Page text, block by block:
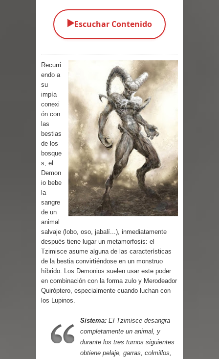
Parte 01: Escondido a Plena Luz
Parte 06: Coletazos
Parte 05: Los Horrores del Infierno
Parte 04: Oídos Sordos
Parte 03: La Traición
Parte 02: Vuelve el Hijo Prodigo
Parte 03: Reflexiones
Parte 02: Un Bicho Raro
▶️Escuchar Contenido
Recurri
endo a
su
impía
conexi
ón con
las
bestias
de los
bosque
s, el
Demon
io bebe
la
sangre
de un
animal
salvaje (lobo, oso, jabalí...), inmediatamente
después tiene lugar un metamorfosis: el
Tzimisce asume alguna de las características
de la bestia convirtiéndose en un monstruo
híbrido. Los Demonios suelen usar este poder
en combinación con la forma zulo y Merodeador
Quiróptero, especialmente cuando luchan con
los Lupinos.
Sistema: El Tzimisce desangra
completamente un animal, y
durante los tres turnos siguientes
obtiene pelaje, garras, colmillos,